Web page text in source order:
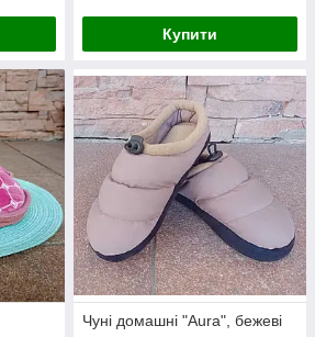
Купити
Чуні домашні "Aura", бежеві